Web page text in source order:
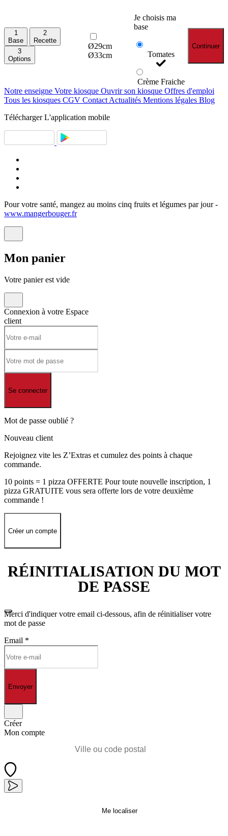
1
Base
2
Recette
3
Options
Ø29cm
Ø33cm
Je choisis ma
base
Tomates
Crème Fraiche
Continuer
Notre enseigne Votre kiosque Ouvrir son kiosque Offres d'emploi
Tous les kiosques CGV Contact Actualités Mentions légales Blog
Télécharger L'application mobile
Pour votre santé, mangez au moins cinq fruits et légumes par jour -
www.mangerbouger.fr
Mon panier
Votre panier est vide
Connexion à votre Espace
client
Se connecter
Mot de passe oublié ?
Nouveau client
Rejoignez vite les Z’Extras et cumulez des points à chaque
commande.
10 points = 1 pizza OFFERTE Pour toute nouvelle inscription, 1
pizza GRATUITE vous sera offerte lors de votre deuxième
commande !
Créer un compte
RÉINITIALISATION DU MOT
DE PASSE
Merci d'indiquer votre email ci-dessous, afin de réinitialiser votre
mot de passe
Email *
Envoyer
Créer
Mon compte
Me localiser